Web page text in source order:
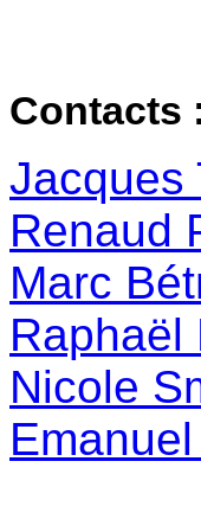
Contacts :
Jacques
Renaud
Marc
Raphaël
Nicole